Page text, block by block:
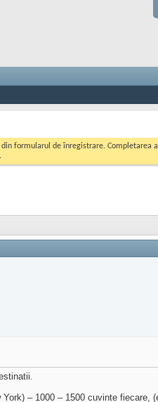
formularul de înregistrare.
.
– 1000 – 1500 cuvinte fiecare,